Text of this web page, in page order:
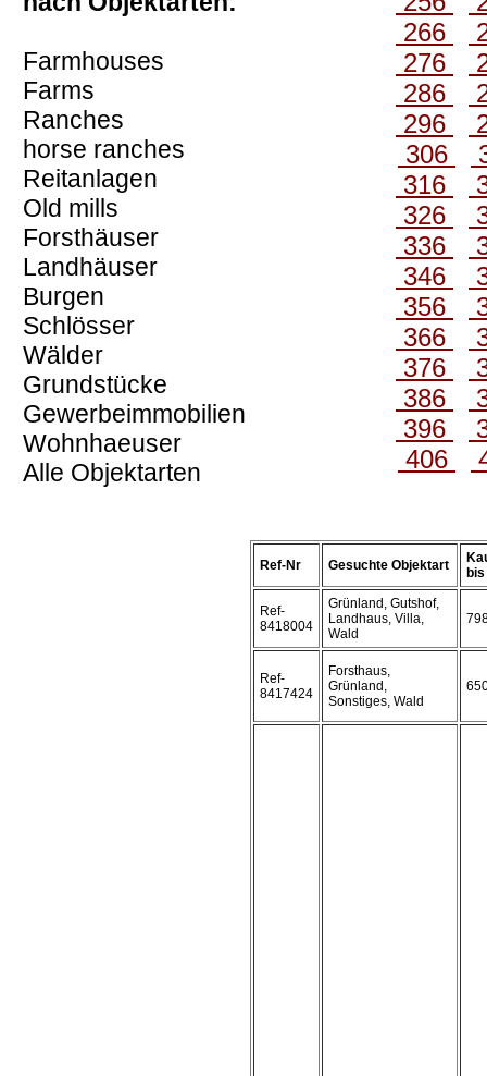
Farmhouses
Farms
Ranches
horse ranches
Reitanlagen
Old mills
Forsthäuser
Landhäuser
Burgen
Schlösser
Wälder
Grundstücke
Gewerbeimmobilien
Wohnhaeuser
Alle Objektarten
266
276
286
296
306
316
326
336
346
356
366
376
386
396
406
Ref-Nr Gesuchte Objektart
bis
Ref-
8418004
Grünland, Gutshof,
Landhaus, Villa,
Wald
Ref-
8417424
Forsthaus,
Grünland,
Sonstiges, Wald